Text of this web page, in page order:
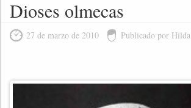
Dioses olmecas
27 de marzo de 2010 Publicado por Hilda